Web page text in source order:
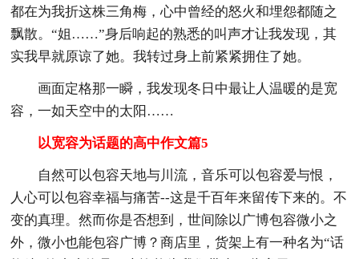
都在为我折这株三角梅，心中曾经的怒火和埋怨都随之
飘散。“姐……”身后响起的熟悉的叫声才让我发现，其
实我早就原谅了她。我转过身上前紧紧拥住了她。
画面定格那一瞬，我发现冬日中最让人温暖的是宽
容，一如天空中的太阳……
以宽容为话题的高中作文篇5
自然可以包容天地与川流，音乐可以包容爱与恨，
人心可以包容幸福与痛苦--这是千百年来留传下来的。不
变的真理。然而你是否想到，世间除以广博包容微小之
外，微小也能包容广博？商店里，货架上有一种名为“话